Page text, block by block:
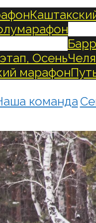
Осень
марафон
команда